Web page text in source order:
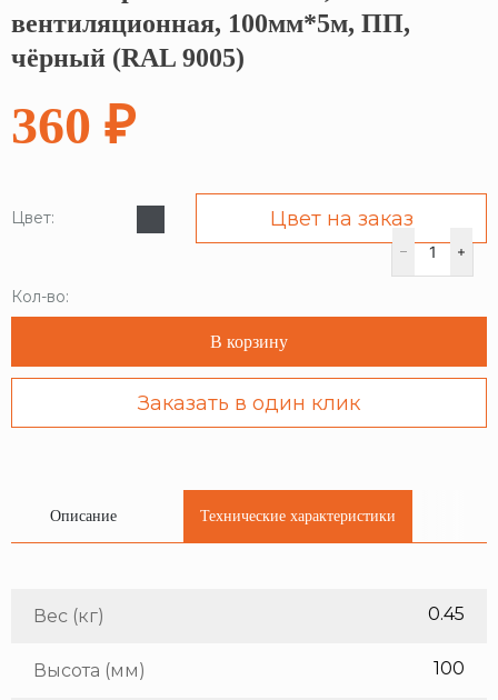
вентиляционная, 100мм*5м, ПП,
чёрный (RAL 9005)
360 ₽
Цвет: Цвет на заказ
Кол-во:
В корзину
Заказать в один клик
Описание Технические характеристики
Вес (кг) 0.45
Высота (мм) 100